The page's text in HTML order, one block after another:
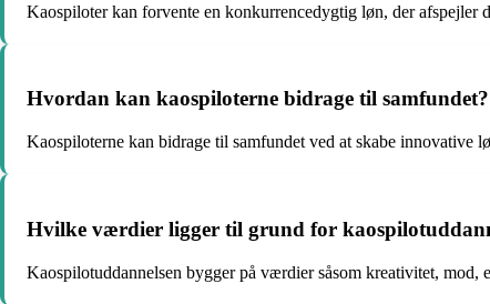
Kaospiloter kan forvente en konkurrencedygtig løn, der afspejler
Hvordan kan kaospiloterne bidrage til samfundet?
Kaospiloterne kan bidrage til samfundet ved at skabe innovative
Hvilke værdier ligger til grund for
Kaospilotuddannelsen bygger på værdier såsom kreativitet, mod,